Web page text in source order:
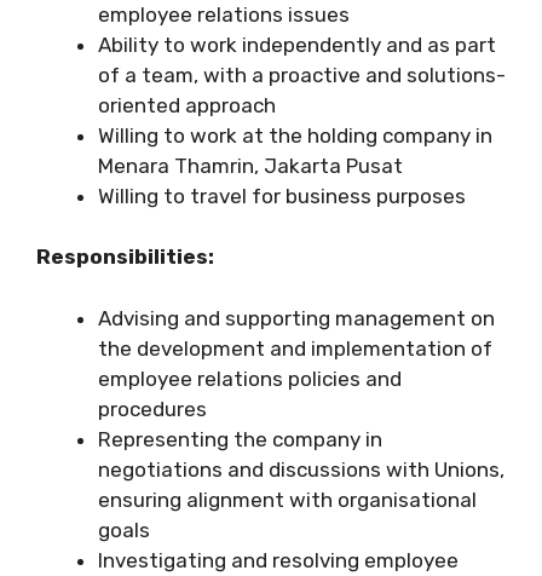
employee relations issues
Ability to work independently and as part
of a team, with a proactive and solutions-
oriented approach
Willing to work at the holding company in
Menara Thamrin, Jakarta Pusat
Willing to travel for business purposes
Responsibilities:
Advising and supporting management on
the development and implementation of
employee relations policies and
procedures
Representing the company in
negotiations and discussions with Unions,
ensuring alignment with organisational
goals
Investigating and resolving employee